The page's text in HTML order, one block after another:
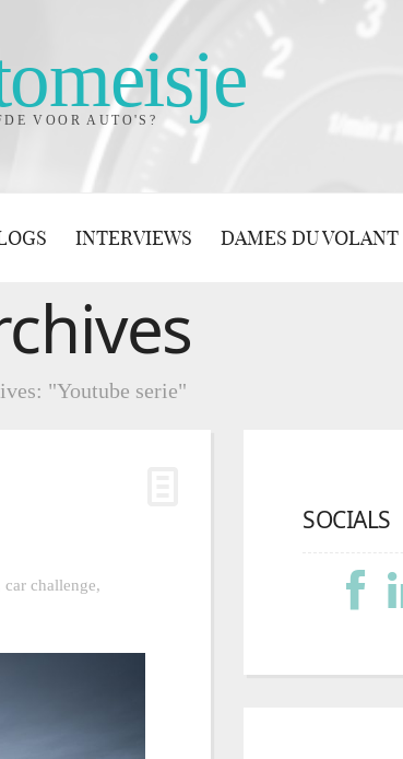
VOOR AUTO'S?
INTERVIEWS DAMES DU VOLANT
"Youtube serie"
car challenge,
SOCIALS